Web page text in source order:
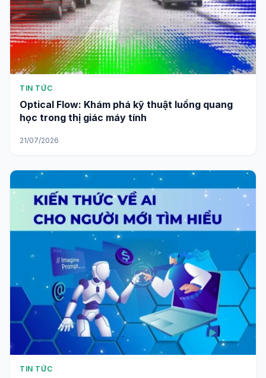
TIN TỨC
Optical Flow: Khám phá kỹ thuật luồng quang
học trong thị giác máy tính
21/07/2026
TIN TỨC